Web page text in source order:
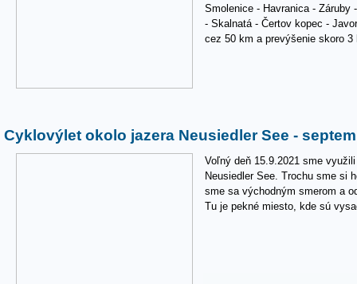
Smolenice - Havranica - Záruby
- Skalnatá - Čertov kopec -
cez 50 km a prevýšenie skoro 3
Cyklovýlet okolo jazera Neusiedler See -
Voľný deň 15.9.2021 sme
Neusiedler See. Trochu sme si
sme sa východným smerom a
Tu je pekné miesto, kde sú